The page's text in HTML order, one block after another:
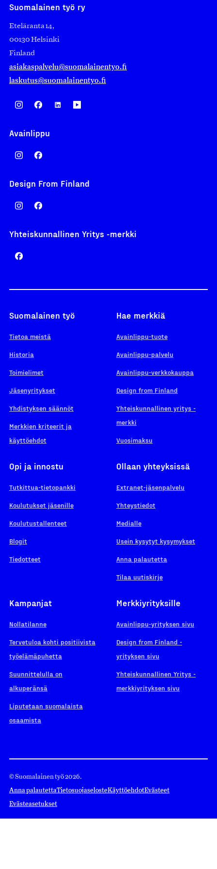
Suomalainen työ ry
Eteläranta 14,
00130 Helsinki
Finland
asiakaspalvelu@suomalainentyo.fi
laskutus@suomalainentyo.fi
Avainlippu
Design From Finland
Yhteiskunnallinen Yritys -merkki
Suomalainen työ
Tietoa meistä
Historia
Toimielimet
Jäsenyritykset
Yhdistyksen säännöt
Merkkien kriteerit ja
käyttöehdot
Hae merkkiä
Avainlippu-tuote
Avainlippu-palvelu
Avainlippu-verkkokauppa
Design from Finland
Yhteiskunnallinen yritys -
merkki
Vuosimaksu
Opi ja innostu
Tutkittua-tietopankki
Koulutukset jäsenille
Koulutustallenteet
Blogit
Tiedotteet
Ollaan yhteyksissä
Extranet-jäsenpalvelu
Yhteystiedot
Medialle
Usein kysytyt kysymykset
Anna palautetta
Tilaa uutiskirje
Kampanjat
Nollatilanne
Tervetuloa kohti positiivista
työelämäpuhetta
Suunnittelulla on
alkuperänsä
Liputetaan suomalaista
osaamista
Merkkiyrityksille
Avainlippu-yrityksen sivu
Design from Finland -
yrityksen sivu
Yhteiskunnallinen Yritys -
merkkiyrityksen sivu
© Suomalainen työ 2026.
Anna palautettaTietosuojaselosteKäyttöehdotEvästeet
Evästeasetukset